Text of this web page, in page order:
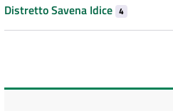
Distretto Savena Idice 4